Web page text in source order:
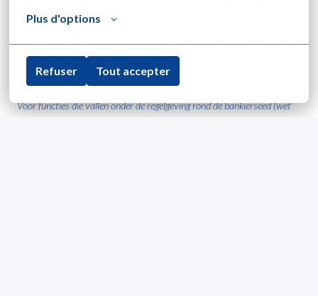
Plus d'options
Refuser Tout accepter
Vink je niet het volledige lijstje af, maar voel je toch een
onweerstaanbare kriebel om ons te contacteren? Doen!
We ontdekken graag of het klikt.
Voor functies die vallen onder de regelgeving rond de bankierseed (wet